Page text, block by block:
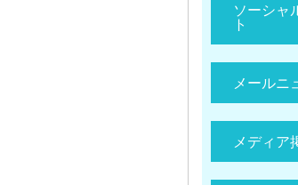
ソーシャ
ト
メールニ
メディア